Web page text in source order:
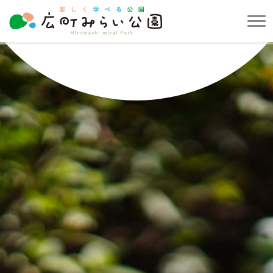
し
く
べ
る
公
園
広
み
ら
い
公
園
メ
ュ
ー
を
開
閉